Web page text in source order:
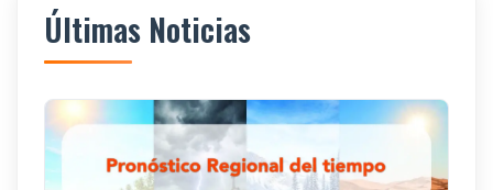
Últimas Noticias